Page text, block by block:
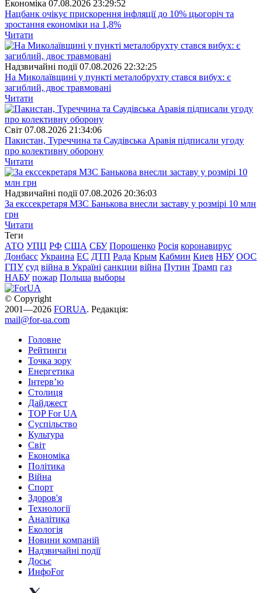
Економіка 07.08.2026 23:29:52
Нацбанк очікує прискорення інфляції до 10% цьогоріч та
зростання економіки на 1,8%
Читати
Надзвичайні події 07.08.2026 22:32:25
На Миколаївщині у пункті металобрухту стався вибух: є
загиблий, двоє травмовані
Читати
Свiт 07.08.2026 21:34:06
Пакистан, Туреччина та Саудівська Аравія підписали угоду
про колективну оборону
Читати
Надзвичайні події 07.08.2026 20:36:03
За екссекретаря МЗС Банькова внесли заставу у розмірі 10 млн
грн
Читати
Теги
АТО УПЦ РФ США СБУ Порошенко Росія коронавирус
Донбасс Украина ЕС ДТП Рада Крым Кабмин Киев НБУ ООС
ГПУ суд війна в Україні санкции війна Путин Трамп газ
НАБУ пожар Польша выборы
© Copyright
2001—2026 FORUA. Редакція:
mail@for-ua.com
Головне
Рейтинги
Точка зору
Енергетика
Інтерв’ю
Столиця
Дайджест
TOP For UA
Суспiльство
Культура
Світ
Економіка
Політика
Війна
Спорт
Здоров'я
Технології
Аналітика
Екологія
Новини компаній
Надзвичайні події
Досьє
ИнфоFor